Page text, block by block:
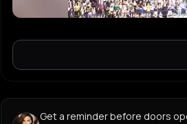
Get a reminder before doors